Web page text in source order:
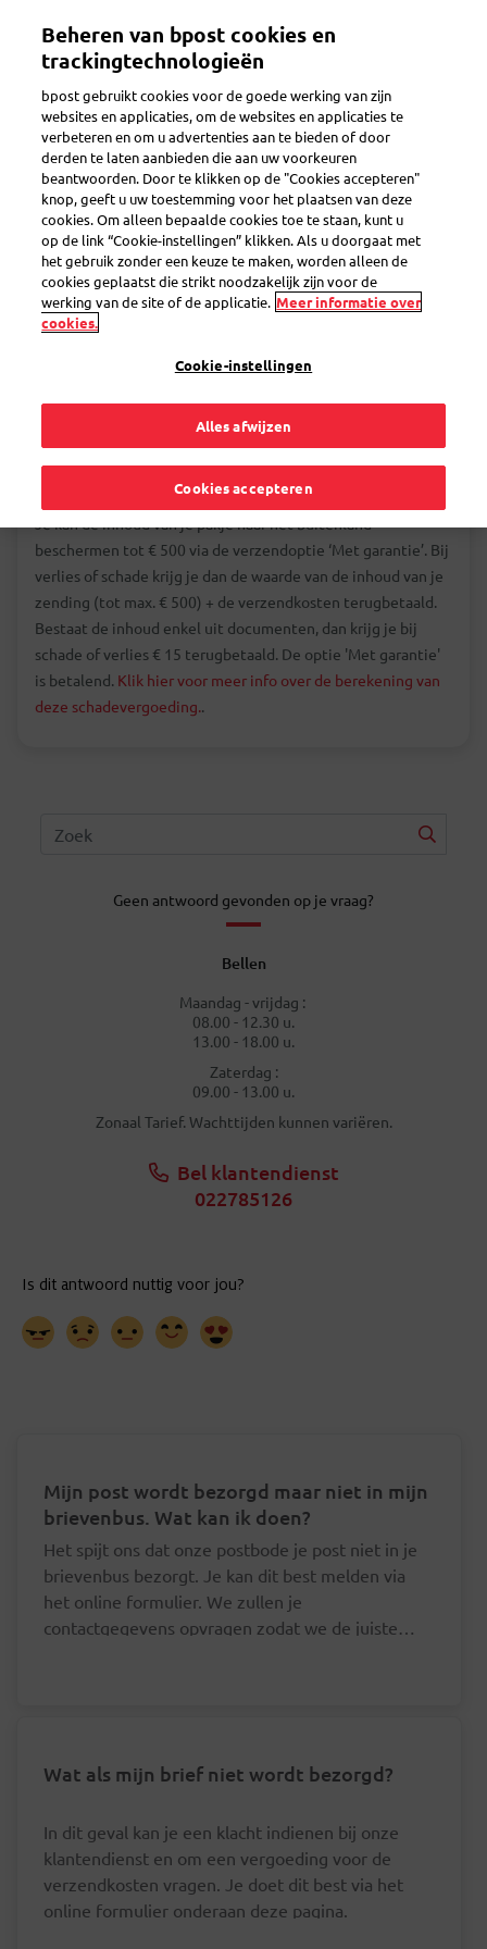
inhoud
Toggle navigation
Verzendopties
Kan ik mijn
internationale pakje
beschermen tegen
diefstal of schade?
Je kan de inhoud van je pakje naar het buitenland
beschermen tot € 500 via de verzendoptie ‘Met garantie’. Bij
verlies of schade krijg je dan de waarde van de inhoud van je
zending (tot max. € 500) + de verzendkosten terugbetaald.
Bestaat de inhoud enkel uit documenten, dan krijg je bij
schade of verlies € 15 terugbetaald. De optie 'Met garantie'
is betalend. Klik hier voor meer info over de berekening van
deze schadevergoeding..
Geen antwoord gevonden op je vraag?
Bellen
Maandag - vrijdag :
08.00 - 12.30 u.
13.00 - 18.00 u.
Zaterdag :
09.00 - 13.00 u.
Zonaal Tarief. Wachttijden kunnen variëren.
Bel klantendienst
022785126
Mijn post wordt bezorgd maar niet in mijn
brievenbus. Wat kan ik doen?
Het spijt ons dat onze postbode je post niet in je
brievenbus bezorgt. Je kan dit best melden via
het online formulier. We zullen je
contactgegevens opvragen zodat we de juiste
Wat als mijn brief niet wordt bezorgd?
In dit geval kan je een klacht indienen bij onze
klantendienst en om een vergoeding voor de
verzendkosten vragen. Je doet dit best via het
online formulier onderaan deze pagina.
Beheren van bpost cookies en
trackingtechnologieën
bpost gebruikt cookies voor de goede werking van zijn
websites en applicaties, om de websites en applicaties te
verbeteren en om u advertenties aan te bieden of door
derden te laten aanbieden die aan uw voorkeuren
beantwoorden. Door te klikken op de "Cookies accepteren"
knop, geeft u uw toestemming voor het plaatsen van deze
cookies. Om alleen bepaalde cookies toe te staan, kunt u
op de link “Cookie-instellingen” klikken. Als u doorgaat met
het gebruik zonder een keuze te maken, worden alleen de
cookies geplaatst die strikt noodzakelijk zijn voor de
werking van de site of de applicatie. Meer informatie over
cookies.
Cookie-instellingen
Alles afwijzen
Cookies accepteren